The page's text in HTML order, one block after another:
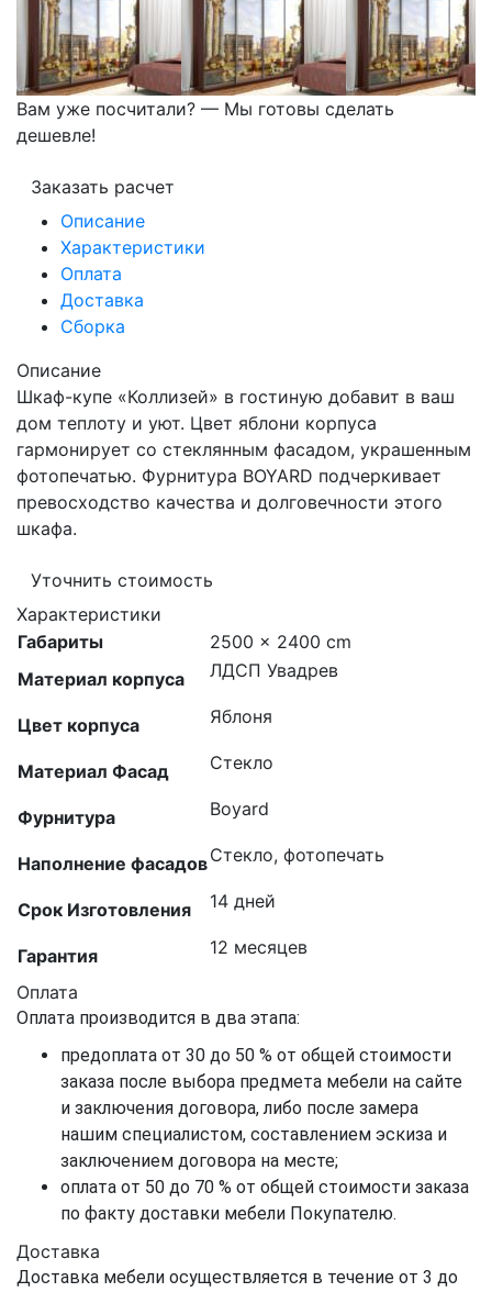
Вам уже посчитали? — Мы готовы сделать
дешевле!
Заказать расчет
Описание
Характеристики
Оплата
Доставка
Сборка
Описание
Шкаф-купе «Коллизей» в гостиную добавит в ваш
дом теплоту и уют. Цвет яблони корпуса
гармонирует со стеклянным фасадом, украшенным
фотопечатью. Фурнитура BOYARD подчеркивает
превосходство качества и долговечности этого
шкафа.
Уточнить стоимость
Характеристики
Габариты
2500 × 2400 cm
Материал корпуса
ЛДСП Увадрев
Цвет корпуса Яблоня
Материал Фасад Стекло
Фурнитура Boyard
Наполнение фасадовСтекло, фотопечать
Срок Изготовления 14 дней
Гарантия 12 месяцев
Оплата
Оплата производится в два этапа:
предоплата от 30 до 50 % от общей стоимости
заказа после выбора предмета мебели на сайте
и заключения договора, либо после замера
нашим специалистом, составлением эскиза и
заключением договора на месте;
оплата от 50 до 70 % от общей стоимости заказа
по факту доставки мебели Покупателю.
Доставка
Доставка мебели осуществляется в течение от 3 до